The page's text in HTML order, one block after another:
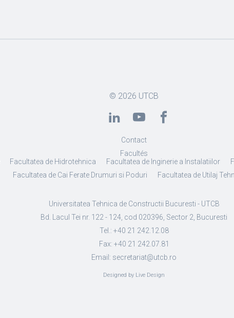
© 2026 UTCB
Contact
Facultés
Facultatea de Hidrotehnica Facultatea de Inginerie a Instalatiilor
Facultatea de Cai Ferate Drumuri si Poduri
Facultatea de Utilaj
Universitatea Tehnica de Constructii Bucuresti - UTCB
Bd. Lacul Tei nr. 122 - 124, cod 020396, Sector 2, Bucuresti
Tel.: +40 21 242.12.08
Fax: +40 21 242.07.81
Email: secretariat@utcb.ro
Designed by Live Design